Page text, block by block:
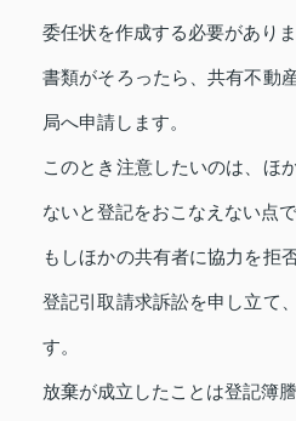
委任状を作成する必要がありま
書類がそろったら、共有不動
局へ申請します。
このとき注意したいのは、ほ
ないと登記をおこなえない点で
もしほかの共有者に協力を拒
登記引取請求訴訟を申し立て
す。
放棄が成立したことは登記簿